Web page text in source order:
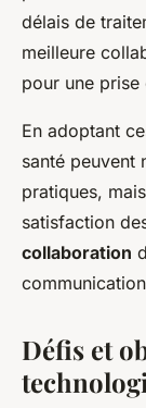
délais de
meilleure
pour une
En adoptant
santé peuvent
pratiques,
satisfaction
collaboration
Défis et